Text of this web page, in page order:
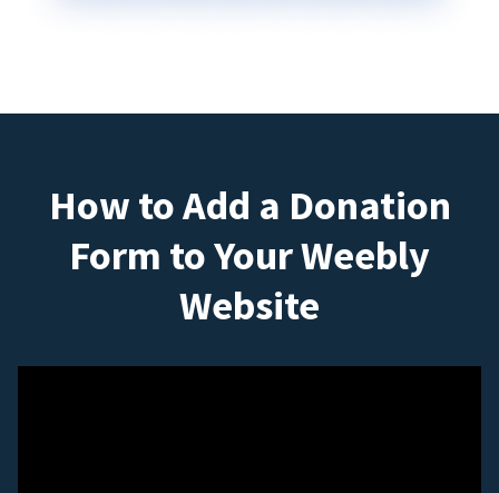
How to Add a Donation
Form to Your Weebly
Website